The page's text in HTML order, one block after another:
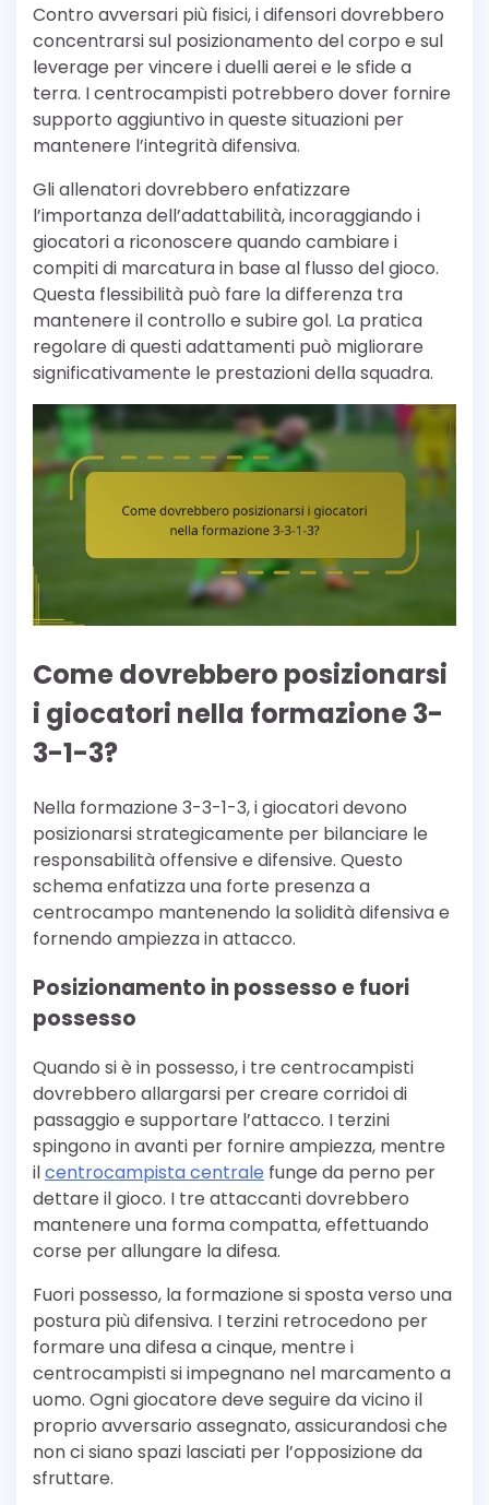
Contro avversari più fisici, i difensori dovrebbero
concentrarsi sul posizionamento del corpo e sul
leverage per vincere i duelli aerei e le sfide a
terra. I centrocampisti potrebbero dover fornire
supporto aggiuntivo in queste situazioni per
mantenere l’integrità difensiva.
Gli allenatori dovrebbero enfatizzare
l’importanza dell’adattabilità, incoraggiando i
giocatori a riconoscere quando cambiare i
compiti di marcatura in base al flusso del gioco.
Questa flessibilità può fare la differenza tra
mantenere il controllo e subire gol. La pratica
regolare di questi adattamenti può migliorare
significativamente le prestazioni della squadra.
Come dovrebbero posizionarsi
i giocatori nella formazione 3-
3-1-3?
Nella formazione 3-3-1-3, i giocatori devono
posizionarsi strategicamente per bilanciare le
responsabilità offensive e difensive. Questo
schema enfatizza una forte presenza a
centrocampo mantenendo la solidità difensiva e
fornendo ampiezza in attacco.
Posizionamento in possesso e fuori
possesso
Quando si è in possesso, i tre centrocampisti
dovrebbero allargarsi per creare corridoi di
passaggio e supportare l’attacco. I terzini
spingono in avanti per fornire ampiezza, mentre
ilcentrocampista centrale funge da perno per
dettare il gioco. I tre attaccanti dovrebbero
mantenere una forma compatta, effettuando
corse per allungare la difesa.
Fuori possesso, la formazione si sposta verso una
postura più difensiva. I terzini retrocedono per
formare una difesa a cinque, mentre i
centrocampisti si impegnano nel marcamento a
uomo. Ogni giocatore deve seguire da vicino il
proprio avversario assegnato, assicurandosi che
non ci siano spazi lasciati per l’opposizione da
sfruttare.